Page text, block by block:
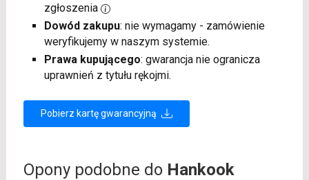
zgłoszenia
Dowód zakupu: nie wymagamy - zamówienie
weryfikujemy w naszym systemie.
Prawa kupującego: gwarancja nie ogranicza
uprawnień z tytułu rękojmi.
Pobierz kartę gwarancyjną
Opony podobne do Hankook